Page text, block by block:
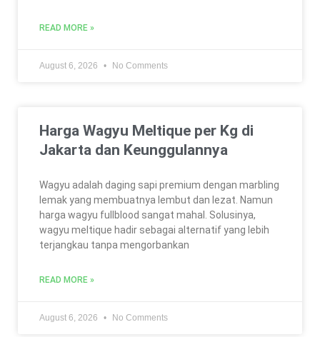
READ MORE »
August 6, 2026 No Comments
Harga Wagyu Meltique per Kg di
Jakarta dan Keunggulannya
Wagyu adalah daging sapi premium dengan marbling
lemak yang membuatnya lembut dan lezat. Namun
harga wagyu fullblood sangat mahal. Solusinya,
wagyu meltique hadir sebagai alternatif yang lebih
terjangkau tanpa mengorbankan
READ MORE »
August 6, 2026 No Comments